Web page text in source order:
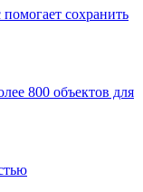
сохранить
800 объектов для